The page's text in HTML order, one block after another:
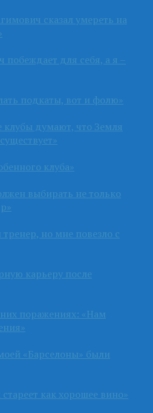
сказал умереть на
для себя, а я –
подкаты, вот и фолю»
думают, что Земля
клуба»
выбирать не только
но мне повезло с
карьеру после
поражениях: «Нам
«Барселоны» были
как хорошее вино»